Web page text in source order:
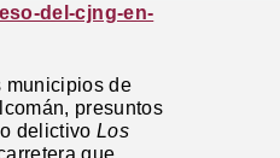
del-cjng-en-
municipios de
presuntos
delictivoLos